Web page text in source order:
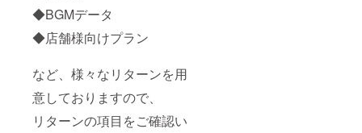
◆BGMデータ
◆店舗様向けプラン
など、様々なリターンを用
意しておりますので、
リターンの項目をご確認い